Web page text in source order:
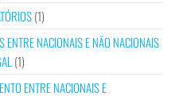
(1)
ENTRE NACIONAIS E NÃO NACIONAIS
(1)
ENTRE NACIONAIS E